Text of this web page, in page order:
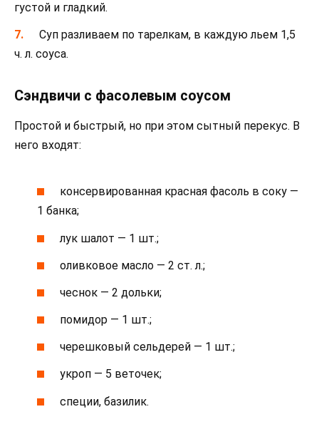
густой и гладкий.
Суп разливаем по тарелкам, в каждую льем 1,5
ч. л. соуса.
Сэндвичи с фасолевым соусом
Простой и быстрый, но при этом сытный перекус. В
него входят:
консервированная красная фасоль в соку —
1 банка;
лук шалот — 1 шт.;
оливковое масло — 2 ст. л.;
чеснок — 2 дольки;
помидор — 1 шт.;
черешковый сельдерей — 1 шт.;
укроп — 5 веточек;
специи, базилик.